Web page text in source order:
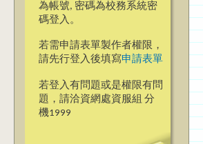
為帳號, 密碼為校務系統密
碼登入。
若需申請表單製作者權限，
請先行登入後填寫申請表單
若登入有問題或是權限有問
題，請洽資網處資服組 分
機1999